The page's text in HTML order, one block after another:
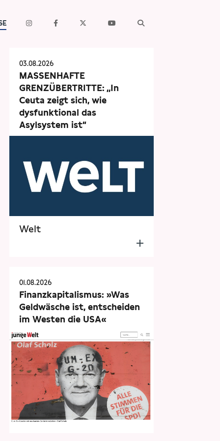
03.08.2026
MASSENHAFTE
GRENZÜBERTRITTE: „In
Ceuta zeigt sich, wie
dysfunktional das
Asylsystem ist“
Welt
01.08.2026
Finanzkapitalismus: »Was
Geldwäsche ist, entscheiden
im Westen die USA«